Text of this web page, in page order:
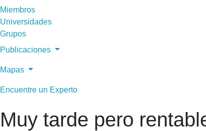
Miembros
Universidades
Grupos
Publicaciones
Mapas
Encuentre un Experto
Muy tarde pero